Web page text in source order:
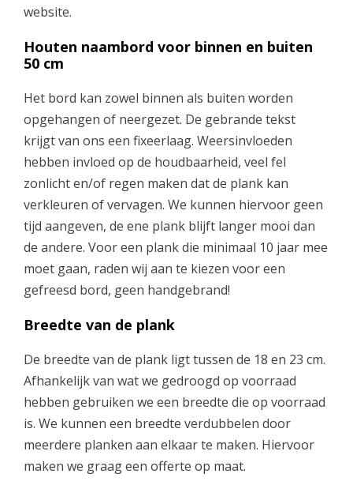
website.
Houten naambord voor binnen en buiten
50 cm
Het bord kan zowel binnen als buiten worden
opgehangen of neergezet. De gebrande tekst
krijgt van ons een fixeerlaag. Weersinvloeden
hebben invloed op de houdbaarheid, veel fel
zonlicht en/of regen maken dat de plank kan
verkleuren of vervagen. We kunnen hiervoor geen
tijd aangeven, de ene plank blijft langer mooi dan
de andere. Voor een plank die minimaal 10 jaar mee
moet gaan, raden wij aan te kiezen voor een
gefreesd bord, geen handgebrand!
Breedte van de plank
De breedte van de plank ligt tussen de 18 en 23 cm.
Afhankelijk van wat we gedroogd op voorraad
hebben gebruiken we een breedte die op voorraad
is. We kunnen een breedte verdubbelen door
meerdere planken aan elkaar te maken. Hiervoor
maken we graag een offerte op maat.